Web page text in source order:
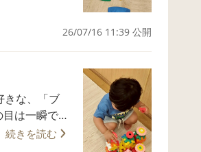
さまとお会
自分の身
でやり遂げ
中で自然と
互いに良い
を動かすこ
26/07/16 11:39 公開
、みんな真
続きを読む